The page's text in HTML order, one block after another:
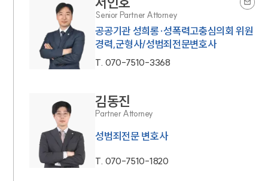
Senior Partner Attorney
공공기관 성희롱·성폭력고충심의회 위원
경력,군형사/성범죄전문변호사
T. 070-7510-3368
김동진
Partner Attorney
성범죄전문 변호사
T. 070-7510-1820